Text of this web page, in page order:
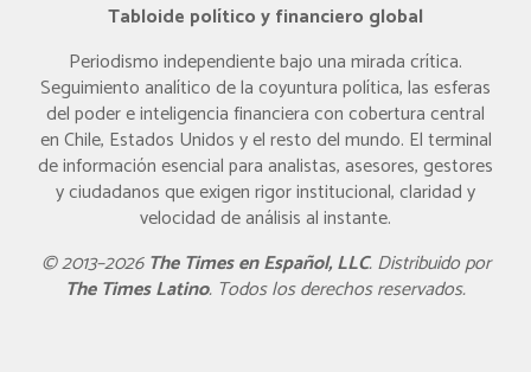
Tabloide político y financiero global
Periodismo independiente bajo una mirada crítica.
Seguimiento analítico de la coyuntura política, las esferas
del poder e inteligencia financiera con cobertura central
en Chile, Estados Unidos y el resto del mundo. El terminal
de información esencial para analistas, asesores, gestores
y ciudadanos que exigen rigor institucional, claridad y
velocidad de análisis al instante.
© 2013–2026The Times en Español, LLC. Distribuido por
The Times Latino. Todos los derechos reservados.